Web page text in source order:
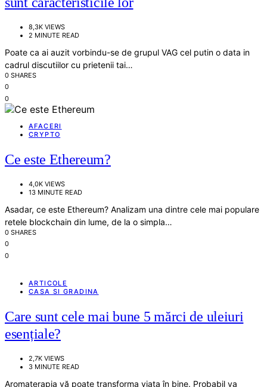
8,3K VIEWS
2 MINUTE READ
Poate ca ai auzit vorbindu-se de grupul VAG cel putin o data in
cadrul discutiilor cu prietenii tai…
0 SHARES
0
0
AFACERI
CRYPTO
Ce este Ethereum?
4,0K VIEWS
13 MINUTE READ
Asadar, ce este Ethereum? Analizam una dintre cele mai populare
retele blockchain din lume, de la o simpla…
0 SHARES
0
0
ARTICOLE
CASA SI GRADINA
Care sunt cele mai bune 5 mărci de uleiuri
esențiale?
2,7K VIEWS
3 MINUTE READ
Aromaterapia vă poate transforma viața în bine. Probabil va